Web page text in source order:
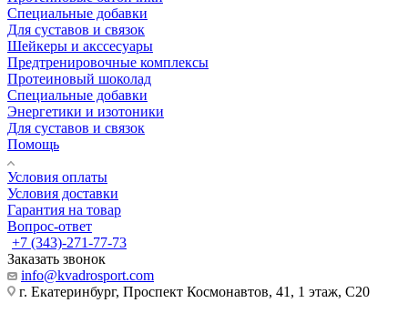
Специальные добавки
Для суставов и связок
Шейкеры и акссесуары
Предтренировочные комплексы
Протеиновый шоколад
Специальные добавки
Энергетики и изотоники
Для суставов и связок
Помощь
Условия оплаты
Условия доставки
Гарантия на товар
Вопрос-ответ
+7 (343)-271-77-73
Заказать звонок
info@kvadrosport.com
г. Екатеринбург, Проспект Космонавтов, 41, 1 этаж, С20